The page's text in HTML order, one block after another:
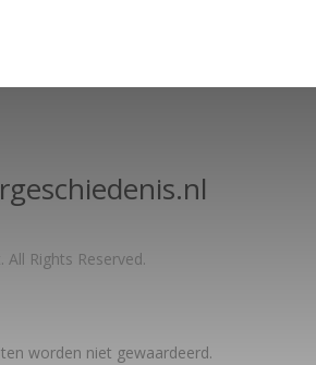
Rights Reserved.
worden niet gewaardeerd.